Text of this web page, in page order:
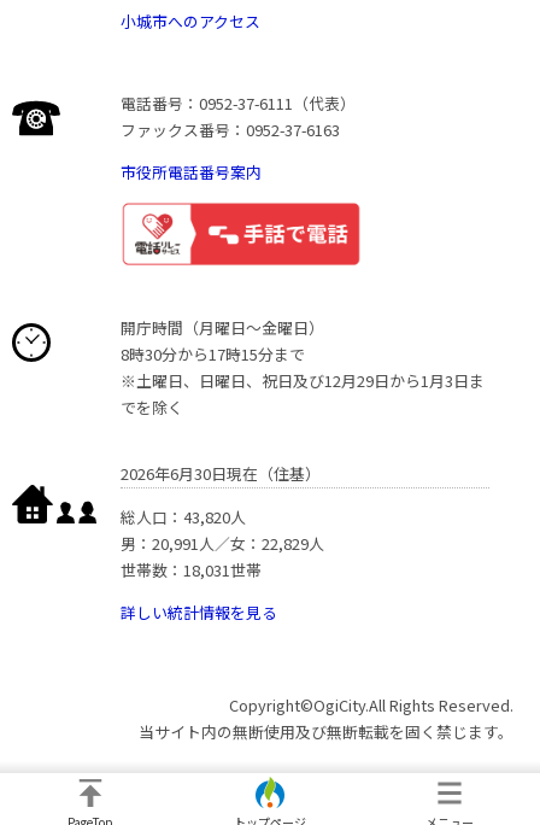
小城市へのアクセス
電話番号：0952-37-6111（代表）
ファックス番号：0952-37-6163
市役所電話番号案内
開庁時間（月曜日〜金曜日）
8時30分から17時15分まで
※土曜日、日曜日、祝日及び12月29日から1月3日ま
でを除く
2026年6月30日現在（住基）
総人口：43,820人
男：20,991人／女：22,829人
世帯数：18,031世帯
詳しい統計情報を見る
Copyright©OgiCity.All Rights Reserved.
当サイト内の無断使用及び無断転載を固く禁じます。